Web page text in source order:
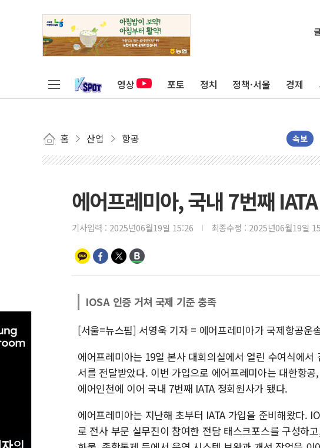
영상 포토 정치 정책·서울 경제
홈 산업 항공 속보
에어프레미아, 국내 7번째
기사입력 : 2025년06월19일 15:26 최종수정 : 2025년06월19일
IOSA 인증 거쳐 국제 기준 충족
[서울=뉴스핌] 서영욱 기자 = 에어프레미아가 국제항공운
에어프레미아는 19일 본사 대회의실에서 열린 수여식에
서를 전달받았다. 이번 가입으로 에어프레미아는 대한항
에어인천에 이어 국내 7번째 IATA 정회원사가 됐다.
에어프레미아는 지난해 초부터 IATA 가입을 준비해왔다.
로 전사 부문 실무진이 참여한 전담 태스크포스를 구성하